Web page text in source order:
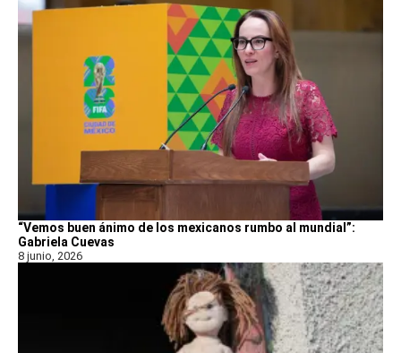
“Vemos buen ánimo de los mexicanos rumbo al mundial”:
Gabriela Cuevas
8 junio, 2026